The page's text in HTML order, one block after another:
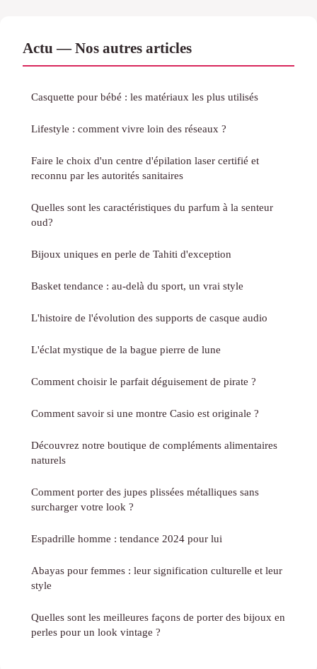
Actu — Nos autres articles
Casquette pour bébé : les matériaux les plus utilisés
Lifestyle : comment vivre loin des réseaux ?
Faire le choix d'un centre d'épilation laser certifié et
reconnu par les autorités sanitaires
Quelles sont les caractéristiques du parfum à la senteur
oud?
Bijoux uniques en perle de Tahiti d'exception
Basket tendance : au-delà du sport, un vrai style
L'histoire de l'évolution des supports de casque audio
L'éclat mystique de la bague pierre de lune
Comment choisir le parfait déguisement de pirate ?
Comment savoir si une montre Casio est originale ?
Découvrez notre boutique de compléments alimentaires
naturels
Comment porter des jupes plissées métalliques sans
surcharger votre look ?
Espadrille homme : tendance 2024 pour lui
Abayas pour femmes : leur signification culturelle et leur
style
Quelles sont les meilleures façons de porter des bijoux en
perles pour un look vintage ?